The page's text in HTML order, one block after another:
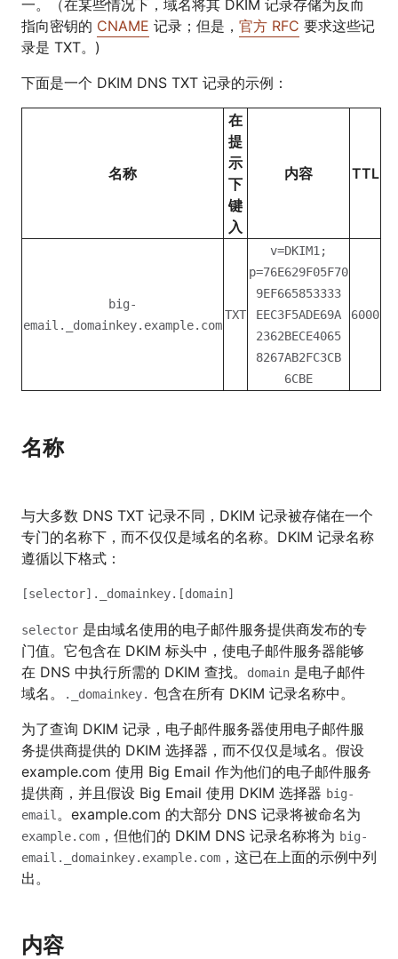
一。（在某些情况下，域名将其 DKIM 记录存储为反而
指向密钥的 CNAME 记录；但是， 官方 RFC 要求这些记
录是 TXT。)
下面是一个 DKIM DNS TXT 记录的示例：
名称
在
提
示
下
键
入
内容 TTL
big-
email._domainkey.example.com
TXT
v=DKIM1;
p=76E629F05F70
9EF665853333
EEC3F5ADE69A
2362BECE4065
8267AB2FC3CB
6CBE
6000
名称
与大多数 DNS TXT 记录不同，DKIM 记录被存储在一个
专门的名称下，而不仅仅是域名的名称。DKIM 记录名称
遵循以下格式：
[selector]._domainkey.[domain]
selector 是由域名使用的电子邮件服务提供商发布的专
门值。它包含在 DKIM 标头中，使电子邮件服务器能够
在 DNS 中执行所需的 DKIM 查找。
domain 是电子邮件
域名。
._domainkey. 包含在所有 DKIM 记录名称中。
为了查询 DKIM 记录，电子邮件服务器使用电子邮件服
务提供商提供的 DKIM 选择器，而不仅仅是域名。假设
example.com 使用 Big Email 作为他们的电子邮件服务
提供商，并且假设 Big Email 使用 DKIM 选择器 big-
email 。example.com 的大部分 DNS 记录将被命名为
example.com ，但他们的 DKIM DNS 记录名称将为 big-
email._domainkey.example.com ，这已在上面的示例中列
出。
内容